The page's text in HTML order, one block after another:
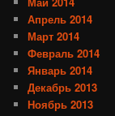
Апрель 2014
Март 2014
Февраль 2014
Январь 2014
Декабрь 2013
Ноябрь 2013